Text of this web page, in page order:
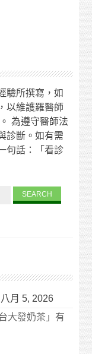
驗所撰寫，如
以維護羅醫師
為遵守醫師法
診斷。如有需
句話：「看診
八月 5, 2026
大發奶茶」有